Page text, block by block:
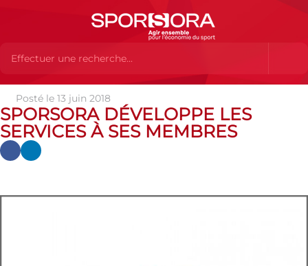
Actualités Actualités
développe les services à ses membres
Posté le 13 juin 2018
SPORSORA DÉVELOPPE LES
SERVICES À SES MEMBRES